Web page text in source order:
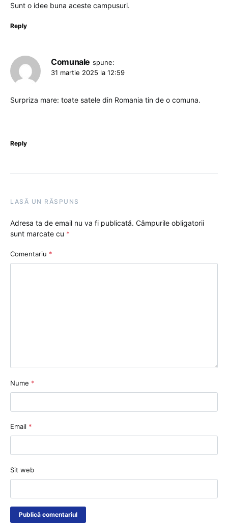
Sunt o idee buna aceste campusuri.
Reply
Comunale spune:
31 martie 2025 la 12:59
Surpriza mare: toate satele din Romania tin de o comuna.
Reply
LASĂ UN RĂSPUNS
Adresa ta de email nu va fi publicată. Câmpurile obligatorii
sunt marcate cu *
Comentariu *
Nume *
Email *
Sit web